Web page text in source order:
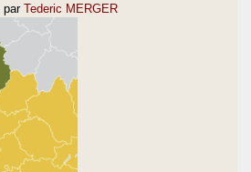
, par Tederic MERGER